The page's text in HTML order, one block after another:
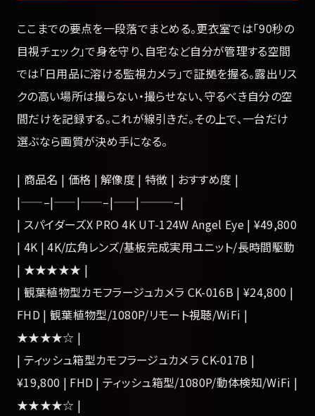
ここまでの要点を一段落でまとめる。更衣室では「90秒の
目視チェック」で身を守り、自宅など自分が管理する空間
では「日用品に溶ける監視カメラ」で証拠を握る。露出リス
クの高い場所は撮らない・撮らせない、守るべき自分の空
間だけを記録する。これが線引きだ。その上で、一台だけ
選ぶなら画質が決め手になる。
| 商品名 | 価格 | 解像度 | 特徴 | おすすめ度 |
|——–|——|——–|——|———–|
| スパイダーズX PRO 4K UT-124W Angel Eye | ¥49,800
| 4K | 4K/広角レンズ/基板完成実用ユニット/長時間駆動
| ★★★★★ |
| 観葉植物型カモフラージュカメラ CK-016B | ¥24,800 |
FHD | 観葉植物型/1080P/リモート視聴/WiFi |
★★★★☆ |
| ティッシュ箱型カモフラージュカメラ CK-017B |
¥19,800 | FHD | ティッシュ箱型/1080P/動体検知/WiFi |
★★★★☆ |